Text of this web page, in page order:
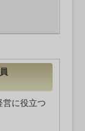
営に役立つ